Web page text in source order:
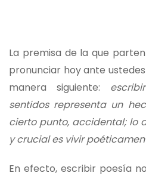
La premisa de la que
pronunciar hoy ante
manera siguiente:
sentidos representa un
cierto punto, accidental; lo
y crucial es vivir
En efecto, escribir poesía